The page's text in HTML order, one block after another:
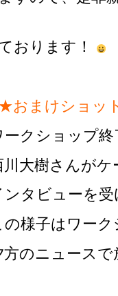
おります！
おまけショッ
ークショップ
川大樹さんが
ンタビューを
の様子はワー
方のニュース